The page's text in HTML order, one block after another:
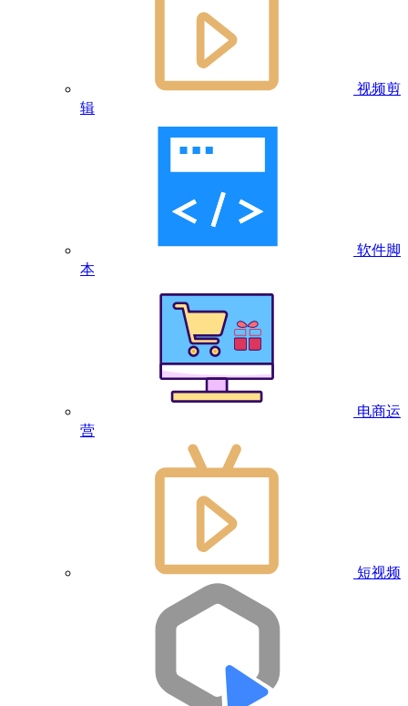
视频剪
辑
软件脚
本
电商运
营
短视频